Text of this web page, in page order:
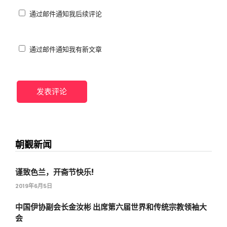
通过邮件通知我后续评论
通过邮件通知我有新文章
朝觐新闻
谨致色兰，开斋节快乐!
2019年6月5日
中国伊协副会长金汝彬 出席第六届世界和传统宗教领袖大
会